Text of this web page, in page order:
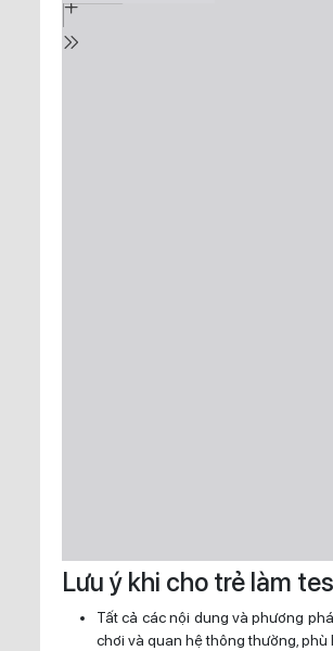
Lưu ý khi cho trẻ làm
Tất cả các nội dung và phương
chơi và quan hệ thông thường, phù